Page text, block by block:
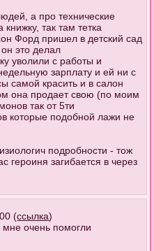
а про технические
так там тетка
Форд пришел в детский сад
это делал
уволили с работы и
зарплату и ей ни с
самой красить и в салон
она продает свою (по моим
так от 5ти
которые подобной лажи не
подробности - тож
героиня загибается в через
(ссылка)
очень помогли